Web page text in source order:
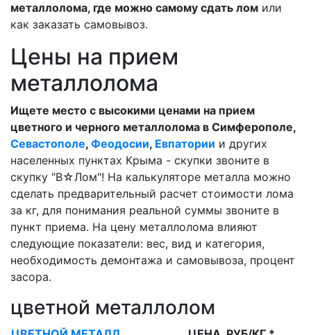
металлолома, где можно самому сдать лом или
как заказать самовывоз.
Цены на прием
металлолома
Ищете место с высокими ценами на прием
цветного и черного металлолома в Симферополе,
Севастополе, Феодосии, Евпатории и других
населенных пунктах Крыма - скупки звоните в
скупку "В☆Лом"! На калькуляторе металла можно
сделать предварительный расчет стоимости лома
за кг, для понимания реальной суммы звоните в
пункт приема. На цену металлолома влияют
следующие показатели: вес, вид и категория,
необходимость демонтажа и самовывоза, процент
засора.
цветной металлолом